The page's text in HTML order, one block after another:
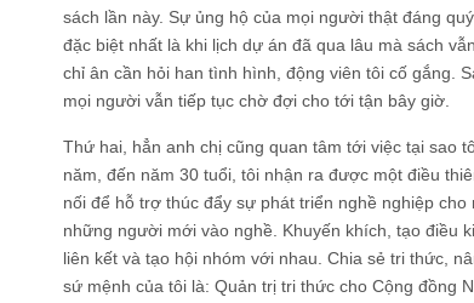
sách lần này. Sự ủng hộ của mọi người thật đáng
đặc biệt nhất là khi lịch dự án đã qua lâu mà sách
chỉ ân cần hỏi han tình hình, động viên tôi cố gắng.
mọi người vẫn tiếp tục chờ đợi cho tới tận bây giờ.
Thứ hai, hẳn anh chị cũng quan tâm tới việc tại sao
năm, đến năm 30 tuổi, tôi nhận ra được một điều
nối để hỗ trợ thúc đẩy sự phát triển nghề nghiệp
những người mới vào nghề. Khuyến khích, tạo điều
liên kết và tạo hội nhóm với nhau. Chia sẻ tri thức,
sứ mệnh của tôi là: Quản trị tri thức cho Cộng đồng